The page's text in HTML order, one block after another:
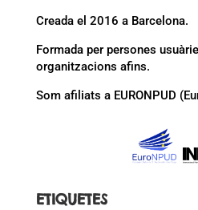
Creada el 2016 a Barcelona.
Formada per persones
organitzacions afins.
Som afiliats a EURONPUD
ETIQUETES